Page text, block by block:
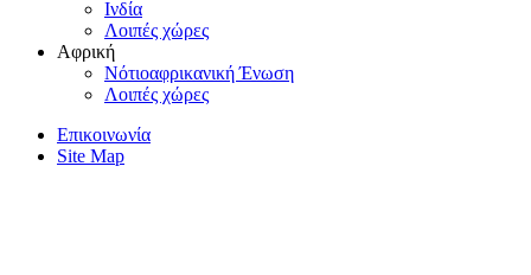
Iνδία
Λοιπές χώρες
Αφρική
Nότιοαφρικανική Ένωση
Λοιπές χώρες
Επικοινωνία
Site Map